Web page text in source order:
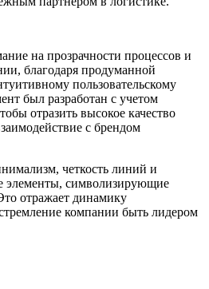
на прозрачности процессов и
благодаря продуманной
пользовательскому
был разработан с учетом
отразить высокое качество
с брендом
четкость линий и
элементы, символизирующие
отражает динамику
компании быть лидером